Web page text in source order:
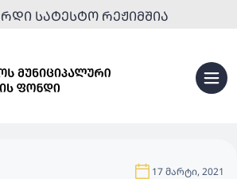
ᲡᲐᲢᲔᲡᲢᲝ ᲠᲔᲟᲘᲛᲨᲘᲐ
17 მარტი, 2021